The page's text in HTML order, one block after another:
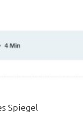
Spiegel